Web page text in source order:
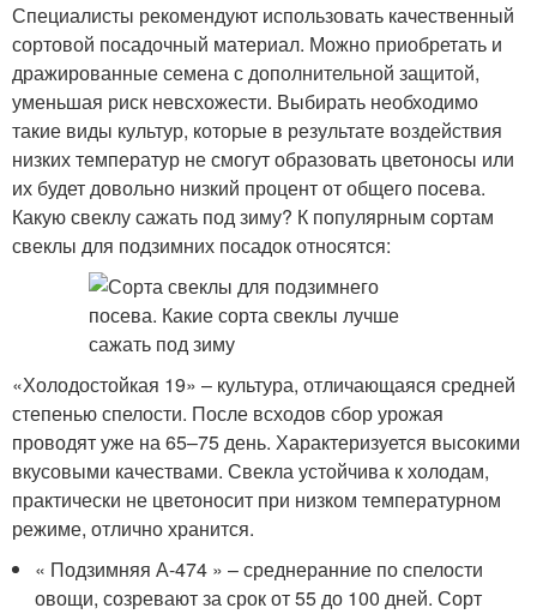
Специалисты рекомендуют использовать качественный
сортовой посадочный материал. Можно приобретать и
дражированные семена с дополнительной защитой,
уменьшая риск невсхожести. Выбирать необходимо
такие виды культур, которые в результате воздействия
низких температур не смогут образовать цветоносы или
их будет довольно низкий процент от общего посева.
Какую свеклу сажать под зиму? К популярным сортам
свеклы для подзимних посадок относятся:
«Холодостойкая 19» – культура, отличающаяся средней
степенью спелости. После всходов сбор урожая
проводят уже на 65–75 день. Характеризуется высокими
вкусовыми качествами. Свекла устойчива к холодам,
практически не цветоносит при низком температурном
режиме, отлично хранится.
« Подзимняя А-474 » – среднеранние по спелости
овощи, созревают за срок от 55 до 100 дней. Сорт